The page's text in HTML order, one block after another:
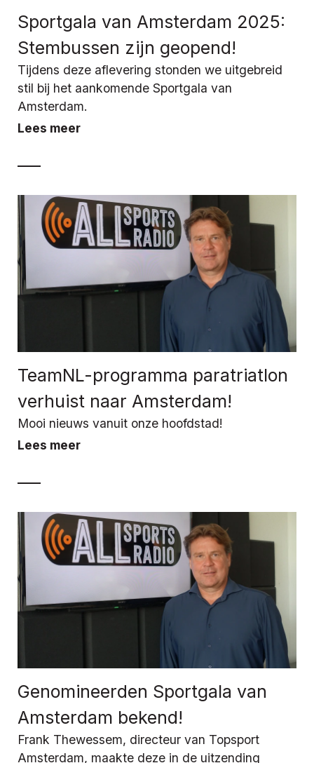
Sportgala van Amsterdam 2025:
Stembussen zijn geopend!
Tijdens deze aflevering stonden we uitgebreid
stil bij het aankomende Sportgala van
Amsterdam.
Lees meer
TeamNL-programma paratriatlon
verhuist naar Amsterdam!
Mooi nieuws vanuit onze hoofdstad!
Lees meer
Genomineerden Sportgala van
Amsterdam bekend!
Frank Thewessem, directeur van Topsport
Amsterdam, maakte deze in de uitzending